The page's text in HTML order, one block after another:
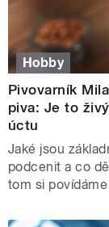
Hobby
Pivovarník
piva: Je to
úctu
Jaké jsou
podcenit a co
tom si